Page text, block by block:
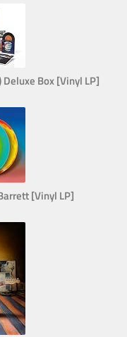
Box [Vinyl LP]
[Vinyl LP]